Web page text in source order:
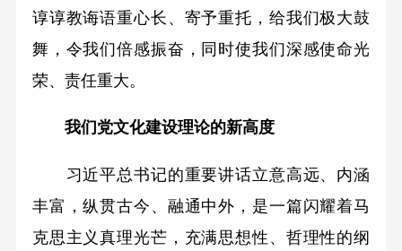
谆谆教诲语重心长、寄予重托，给我们极大鼓
舞，令我们倍感振奋，同时使我们深感使命光
荣、责任重大。
我们党文化建设理论的新高度
习近平总书记的重要讲话立意高远、内涵
丰富，纵贯古今、融通中外，是一篇闪耀着马
克思主义真理光芒，充满思想性、哲理性的纲